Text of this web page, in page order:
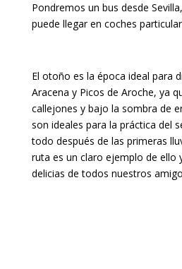
Pondremos un bus desde
puede llegar en coches
El otoño es la época ideal para
Aracena y Picos de Aroche, ya
callejones y bajo la sombra de
son ideales para la práctica del
todo después de las primeras
ruta es un claro ejemplo de ello
delicias de todos nuestros